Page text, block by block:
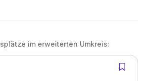
im erweiterten Umkreis: